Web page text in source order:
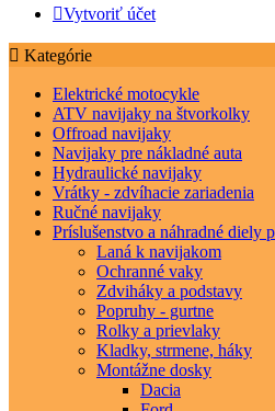
Vytvoriť účet
 Kategórie
Elektrické motocykle
ATV navijaky na štvorkolky
Offroad navijaky
Navijaky pre nákladné auta
Hydraulické navijaky
Vrátky - zdvíhacie zariadenia
Ručné navijaky
Príslušenstvo a náhradné diely
Laná k navijakom
Ochranné vaky
Zdviháky a podstavy
Popruhy - gurtne
Rolky a prievlaky
Kladky, strmene, háky
Montážne dosky
Dacia